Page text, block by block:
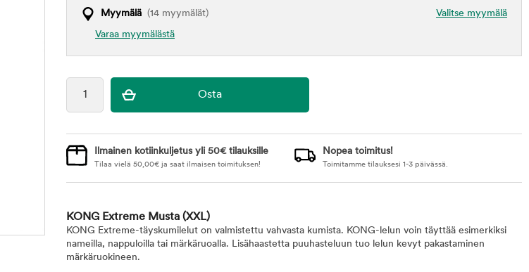
Valitse myymälä
Myymälä (14 myymälät)
Varaa myymälästä
Ilmainen kotiinkuljetus yli 50€ tilauksille
Tilaa vielä 50,00€ ja saat ilmaisen toimituksen!
Nopea toimitus!
Toimitamme tilauksesi 1-3 päivässä.
KONG Extreme Musta (XXL)
KONG Extreme-täyskumilelut on valmistettu vahvasta kumista. KONG-lelun voin täyttää esimerkiksi
nameilla, nappuloilla tai märkäruoalla. Lisähaastetta puuhasteluun tuo lelun kevyt pakastaminen
märkäruokineen.